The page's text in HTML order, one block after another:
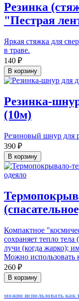
Резинка
"Пестрая
Яркая стяжка для
в траве.
140 ₽
В корзину
Резинка-
(10м)
Резиновый шнур для
390 ₽
В корзину
Компактное
сохраняет тепло
лучи (когда жарко);
Можно использовать
260 ₽
В корзину
можно использовать как